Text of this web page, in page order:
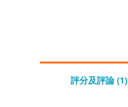
評分及評論 (1)